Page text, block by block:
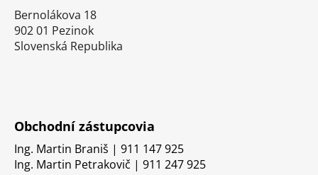
Bernolákova 18
902 01 Pezinok
Slovenská Republika
Obchodní zástupcovia
Ing. Martin Braniš | 911 147 925
Ing. Martin Petrakovič | 911 247 925